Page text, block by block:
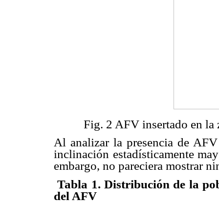
Fig. 2 AFV insertado en
Al analizar la presencia de
inclinación estadísticamente
embargo, no pareciera mostrar
Tabla 1. Distribución de la
del AFV